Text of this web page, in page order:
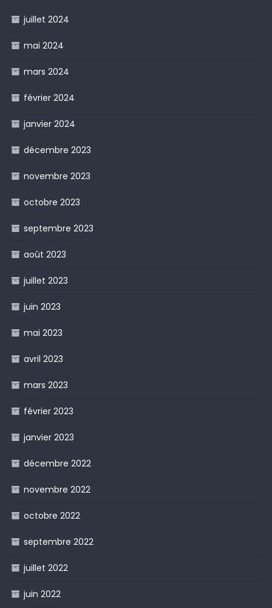
juillet 2024
mai 2024
mars 2024
février 2024
janvier 2024
décembre 2023
novembre 2023
octobre 2023
septembre 2023
août 2023
juillet 2023
juin 2023
mai 2023
avril 2023
mars 2023
février 2023
janvier 2023
décembre 2022
novembre 2022
octobre 2022
septembre 2022
juillet 2022
juin 2022